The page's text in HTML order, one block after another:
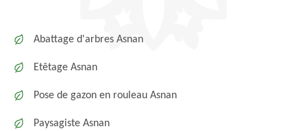
Abattage d'arbres Asnan
Etêtage Asnan
Pose de gazon en rouleau Asnan
Paysagiste Asnan